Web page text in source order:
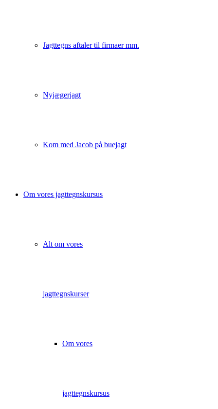
Jagttegns aftaler til firmaer mm.
Nyjægerjagt
Kom med Jacob på buejagt
Om vores jagttegnskursus
Alt om vores
jagttegnskurser
Om vores
jagttegnskursus